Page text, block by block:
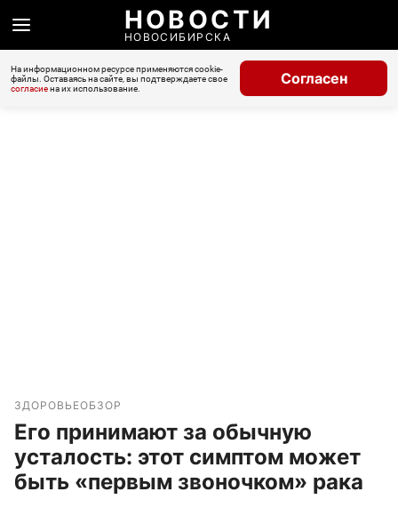
НОВОСТИ
НОВОСИБИРСКА
На информационном ресурсе применяются cookie-
файлы. Оставаясь на сайте, вы подтверждаете свое
согласиена их использование.
Согласен
ЗДОРОВЬЕОБЗОР
Его принимают за обычную
усталость: этот симптом может
быть «первым звоночком» рака